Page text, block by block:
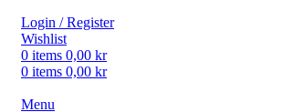
Login / Register
Wishlist
0 items 0,00 kr
0 items 0,00 kr
Menu